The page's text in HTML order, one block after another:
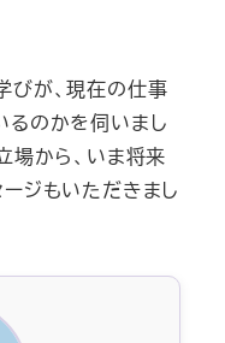
びが、現在の仕事
るのかを伺いまし
場から、いま将来
ジもいただきまし